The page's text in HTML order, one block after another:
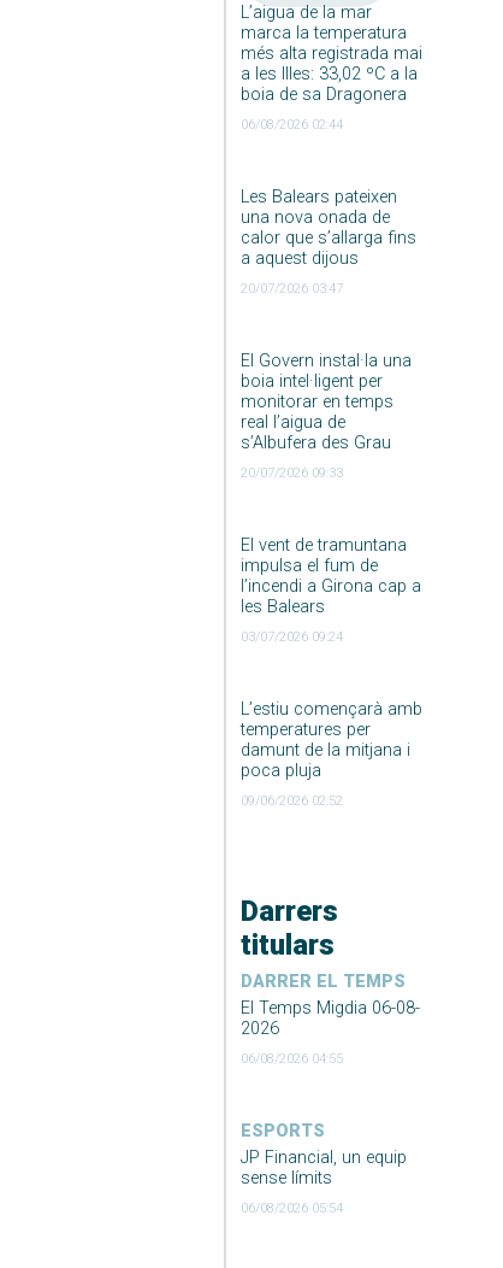
L’aigua de la mar
marca la temperatura
més alta registrada mai
a les Illes: 33,02 ºC a la
boia de sa Dragonera
06/08/2026 02:44
Les Balears pateixen
una nova onada de
calor que s’allarga fins
a aquest dijous
20/07/2026 03:47
El Govern instal·la una
boia intel·ligent per
monitorar en temps
real l’aigua de
s’Albufera des Grau
20/07/2026 09:33
El vent de tramuntana
impulsa el fum de
l’incendi a Girona cap a
les Balears
03/07/2026 09:24
L’estiu començarà amb
temperatures per
damunt de la mitjana i
poca pluja
09/06/2026 02:52
Darrers
titulars
DARRER EL TEMPS
El Temps Migdia 06-08-
2026
06/08/2026 04:55
ESPORTS
JP Financial, un equip
sense límits
06/08/2026 05:54